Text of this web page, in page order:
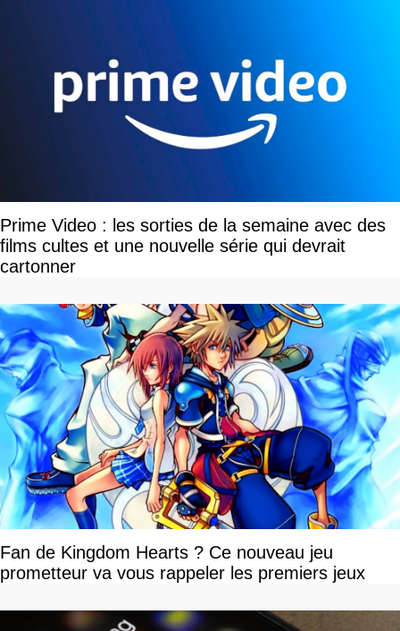
Prime Video : les sorties de la semaine avec des
films cultes et une nouvelle série qui devrait
cartonner
Fan de Kingdom Hearts ? Ce nouveau jeu
prometteur va vous rappeler les premiers jeux